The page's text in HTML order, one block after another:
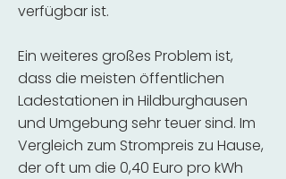
verfügbar ist.
Ein weiteres großes Problem ist,
dass die meisten öffentlichen
Ladestationen in Hildburghausen
und Umgebung sehr teuer sind. Im
Vergleich zum Strompreis zu Hause,
der oft um die 0,40 Euro pro kWh